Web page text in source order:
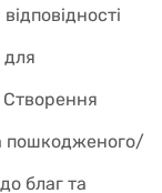
для
Створення
пошкодженого/
благ та